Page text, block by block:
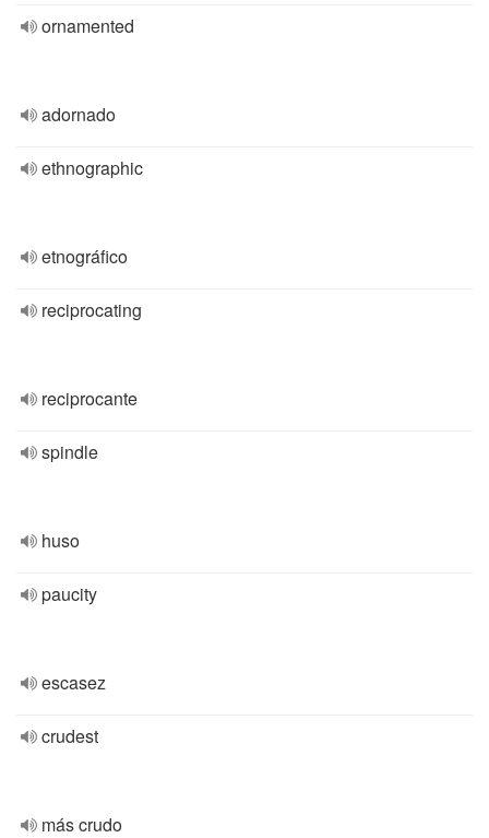
ornamented
adornado
ethnographic
etnográfico
reciprocating
reciprocante
spindle
huso
paucity
escasez
crudest
más crudo